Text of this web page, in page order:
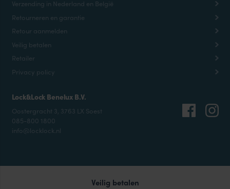
Verzending in Nederland en België
Retourneren en garantie
Retour aanmelden
Veilig betalen
Retailer
Privacy policy
Lock&Lock Benelux B.V.
Oostergracht 3, 3763 LX Soest
085-800 1800
info@locklock.nl
Veilig betalen